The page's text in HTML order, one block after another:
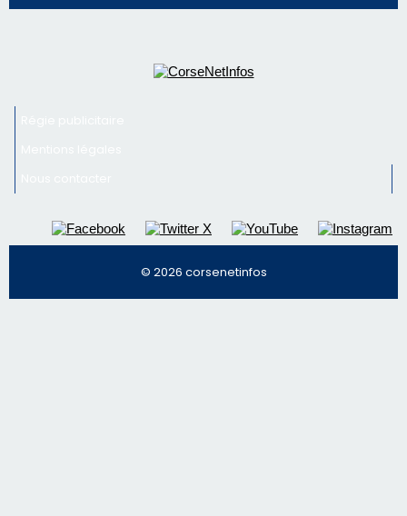
© 2026 corsenetinfos